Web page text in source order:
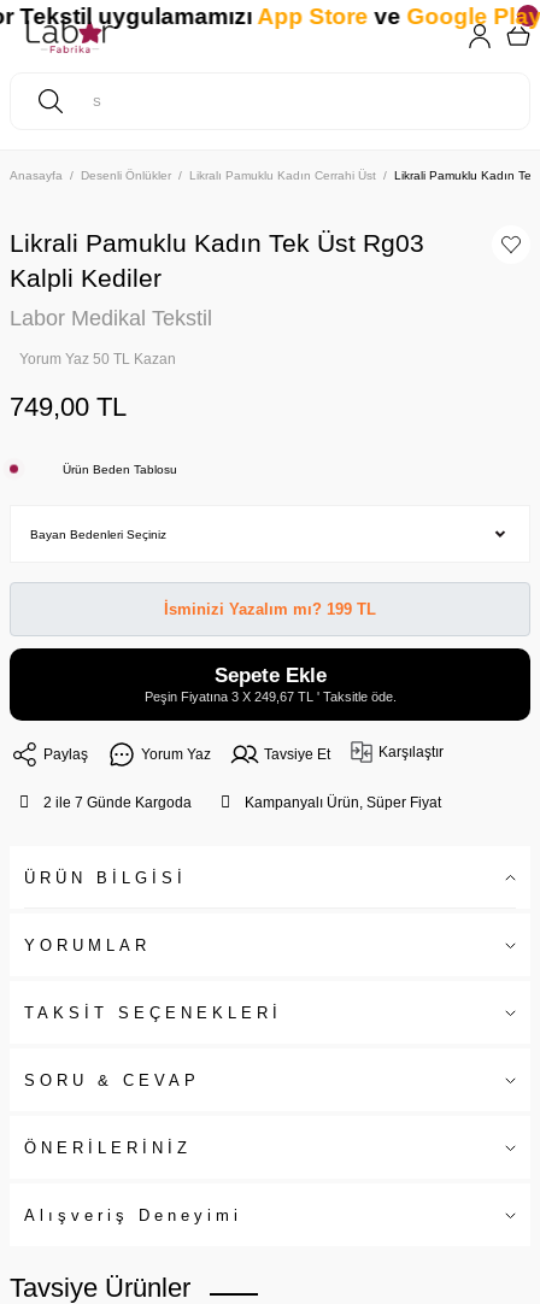
Anasayfa Desenli Önlükler Likralı Pamuklu Kadın Cerrahi Üst Likrali Pamuklu Kadın
Likrali Pamuklu Kadın Tek Üst Rg03
Kalpli Kediler
Labor Medikal Tekstil
Yorum Yaz 50 TL Kazan
749,00 TL
Ürün Beden Tablosu
İsminizi Yazalım mı? 199 TL
Sepete Ekle
Peşin Fiyatına 3 X 249,67 TL ' Taksitle öde.
Paylaş Yorum Yaz Tavsiye Et Karşılaştır
2 ile 7 Günde Kargoda Kampanyalı Ürün, Süper Fiyat
ÜRÜN BİLGİSİ
YORUMLAR
TAKSİT SEÇENEKLERİ
SORU & CEVAP
ÖNERİLERİNİZ
Alışveriş Deneyimi
Tavsiye Ürünler
uygulamamızıApp StoreveGoogle Play